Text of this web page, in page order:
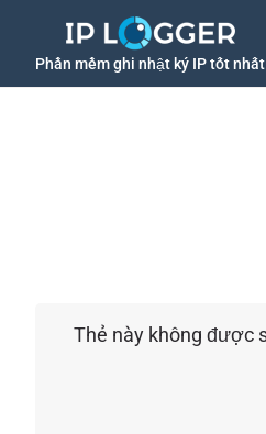
Phần mềm ghi nhật ký IP tốt nhất